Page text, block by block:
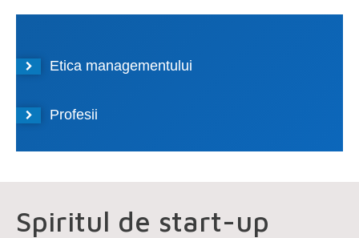
Etica managementului
Profesii
Spiritul de start-up